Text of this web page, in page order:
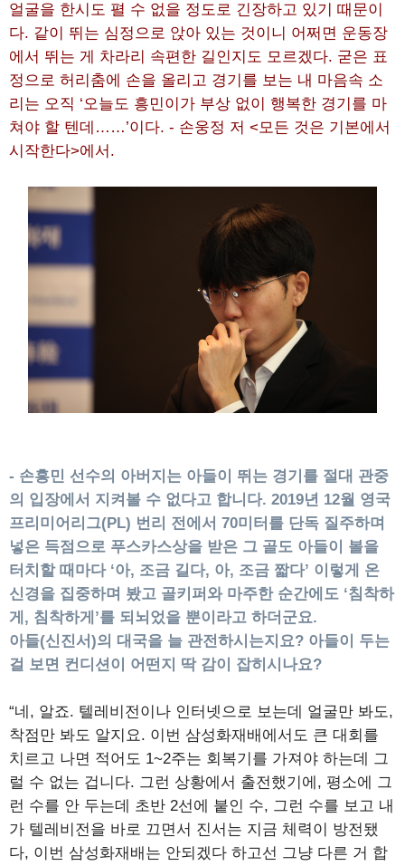
얼굴을 한시도 펼 수 없을 정도로 긴장하고 있기 때문이
다. 같이 뛰는 심정으로 앉아 있는 것이니 어쩌면 운동장
에서 뛰는 게 차라리 속편한 길인지도 모르겠다. 굳은 표
정으로 허리춤에 손을 올리고 경기를 보는 내 마음속 소
리는 오직 ‘오늘도 흥민이가 부상 없이 행복한 경기를 마
쳐야 할 텐데……’이다. - 손웅정 저 <모든 것은 기본에서
시작한다>에서.
- 손흥민 선수의 아버지는 아들이 뛰는 경기를 절대 관중
의 입장에서 지켜볼 수 없다고 합니다. 2019년 12월 영국
프리미어리그(PL) 번리 전에서 70미터를 단독 질주하며
넣은 득점으로 푸스카스상을 받은 그 골도 아들이 볼을
터치할 때마다 ‘아, 조금 길다, 아, 조금 짧다’ 이렇게 온
신경을 집중하며 봤고 골키퍼와 마주한 순간에도 ‘침착하
게, 침착하게’를 되뇌었을 뿐이라고 하더군요.
아들(신진서)의 대국을 늘 관전하시는지요? 아들이 두는
걸 보면 컨디션이 어떤지 딱 감이 잡히시나요?
“네, 알죠. 텔레비전이나 인터넷으로 보는데 얼굴만 봐도,
착점만 봐도 알지요. 이번 삼성화재배에서도 큰 대회를
치르고 나면 적어도 1~2주는 회복기를 가져야 하는데 그
럴 수 없는 겁니다. 그런 상황에서 출전했기에, 평소에 그
런 수를 안 두는데 초반 2선에 붙인 수, 그런 수를 보고 내
가 텔레비전을 바로 끄면서 진서는 지금 체력이 방전됐
다, 이번 삼성화재배는 안되겠다 하고선 그냥 다른 거 합